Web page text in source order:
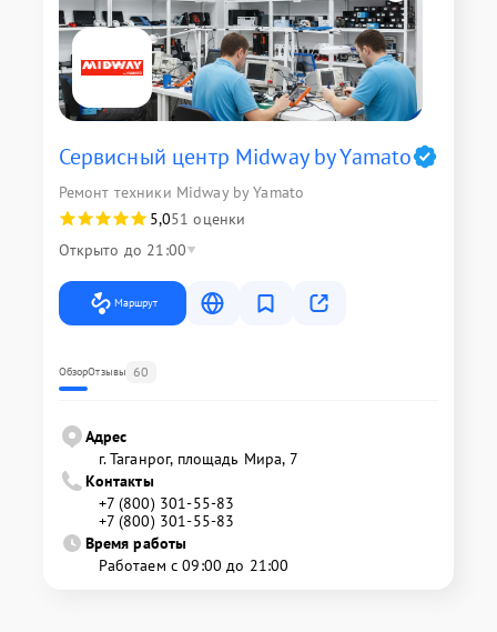
Сервисный центр Midway by Yamato
Ремонт техники Midway by Yamato
5,051 оценки
Открыто до 21:00
Маршрут
ОбзорОтзывы 60
Адрес
г. Таганрог, площадь Мира, 7
Контакты
+7 (800) 301-55-83
+7 (800) 301-55-83
Время работы
Работаем с 09:00 до 21:00